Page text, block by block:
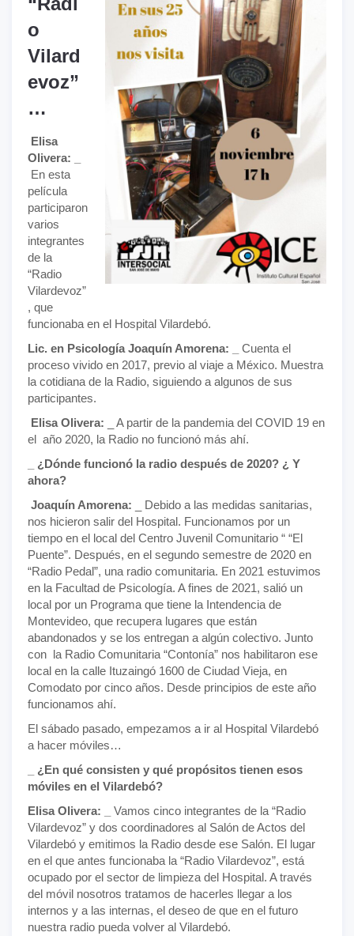
o
Vilard
evoz”
…
Elisa
Olivera: _
En esta
película
participaron
varios
integrantes
de la
“Radio
Vilardevoz”
, que
funcionaba en el Hospital Vilardebó.
Lic. en Psicología Joaquín Amorena: _ Cuenta el
proceso vivido en 2017, previo al viaje a México. Muestra
la cotidiana de la Radio, siguiendo a algunos de sus
participantes.
Elisa Olivera: _ A partir de la pandemia del COVID 19 en
el año 2020, la Radio no funcionó más ahí.
_ ¿Dónde funcionó la radio después de 2020? ¿ Y
ahora?
Joaquín Amorena:
_ Debido a las medidas sanitarias,
nos hicieron salir del Hospital. Funcionamos por un
tiempo en el local del Centro Juvenil Comunitario “ “El
Puente”. Después, en el segundo semestre de 2020 en
“Radio Pedal”, una radio comunitaria. En 2021 estuvimos
en la Facultad de Psicología. A fines de 2021, salió un
local por un Programa que tiene la Intendencia de
Montevideo, que recupera lugares que están
abandonados y se los entregan a algún colectivo. Junto
con la Radio Comunitaria “Contonía” nos habilitaron ese
local en la calle Ituzaingó 1600 de Ciudad Vieja, en
Comodato por cinco años. Desde principios de este año
funcionamos ahí.
El sábado pasado, empezamos a ir al Hospital Vilardebó
a hacer móviles…
_ ¿En qué consisten y qué propósitos tienen esos
móviles en el Vilardebó?
Elisa Olivera: _ Vamos cinco integrantes de la “Radio
Vilardevoz” y dos coordinadores al Salón de Actos del
Vilardebó y emitimos la Radio desde ese Salón. El lugar
en el que antes funcionaba la “Radio Vilardevoz”, está
ocupado por el sector de limpieza del Hospital. A través
del móvil nosotros tratamos de hacerles llegar a los
internos y a las internas, el deseo de que en el futuro
nuestra radio pueda volver al Vilardebó.